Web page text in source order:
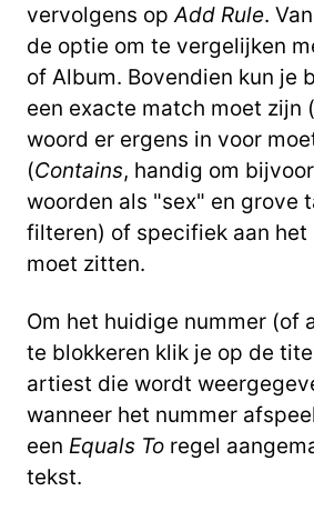
vervolgens opAdd Rule.
de optie om te vergelijken
of Album. Bovendien kun je
een exacte match moet zijn (
woord er ergens in voor
(Contains, handig om
woorden als "sex" en grove
filteren) of specifiek aan het
moet zitten.
Om het huidige nummer (of
te blokkeren klik je op de
artiest die wordt
wanneer het nummer
een Equals To regel
tekst.